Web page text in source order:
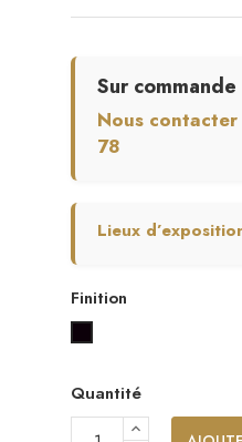
Sur commande
Nous
78
Lieux
Finition
Quantité